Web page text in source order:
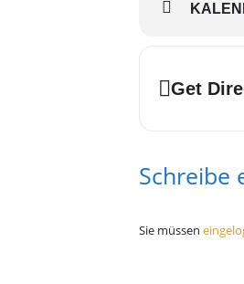
Get
Schreibe
Sie müssen